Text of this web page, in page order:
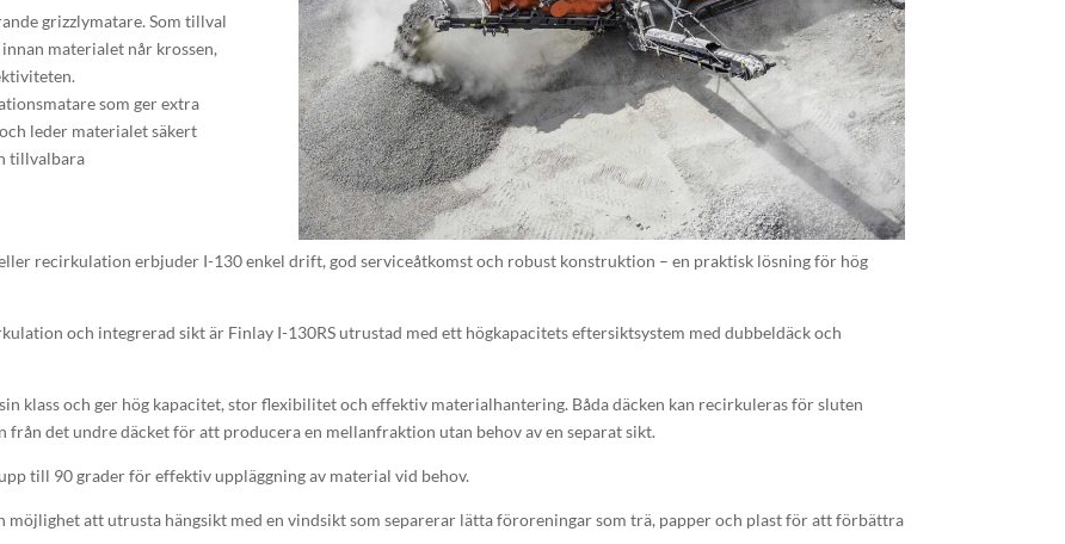
grizzlymatare. Som tillval
materialet når krossen,
som ger extra
leder materialet säkert
tillvalbara
recirkulation erbjuder I-130 enkel drift, god serviceåtkomst och robust konstruktion – en praktisk lösning för hög
och integrerad sikt är Finlay I-130RS utrustad med ett högkapacitets eftersiktsystem med dubbeldäck och
klass och ger hög kapacitet, stor flexibilitet och effektiv materialhantering. Båda däcken kan recirkuleras för sluten
det undre däcket för att producera en mellanfraktion utan behov av en separat sikt.
till 90 grader för effektiv uppläggning av material vid behov.
att utrusta hängsikt med en vindsikt som separerar lätta föroreningar som trä, papper och plast för att förbättra